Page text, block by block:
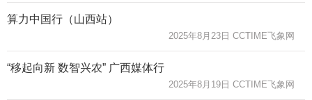
算力中国行（山西站）
2025年8月23日 CCTIME飞象网
“移起向新 数智兴农” 广西媒体行
2025年8月19日 CCTIME飞象网